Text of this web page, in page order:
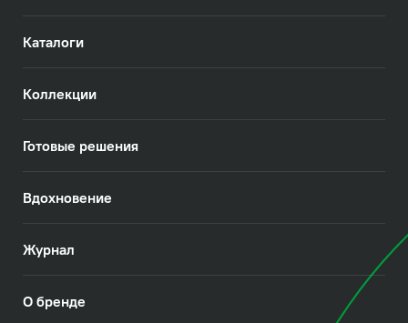
Каталоги
Коллекции
Готовые решения
Вдохновение
Журнал
О бренде